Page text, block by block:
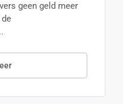
geen geld meer